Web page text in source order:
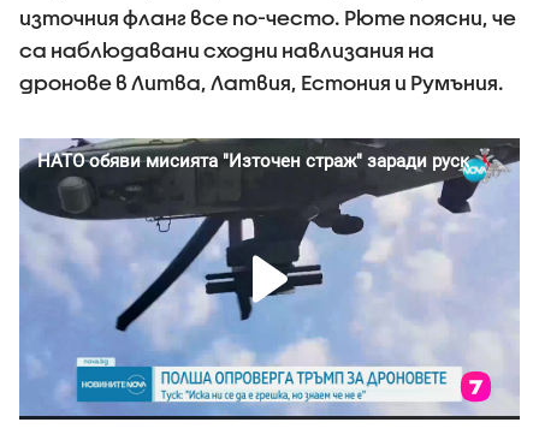
източния фланг все по-често. Рюте поясни, че
са наблюдавани сходни навлизания на
дронове в Литва, Латвия, Естония и Румъния.